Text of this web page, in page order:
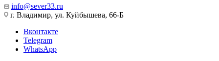
info@sever33.ru
г. Владимир, ул. Куйбышева, 66-Б
Вконтакте
Telegram
WhatsApp